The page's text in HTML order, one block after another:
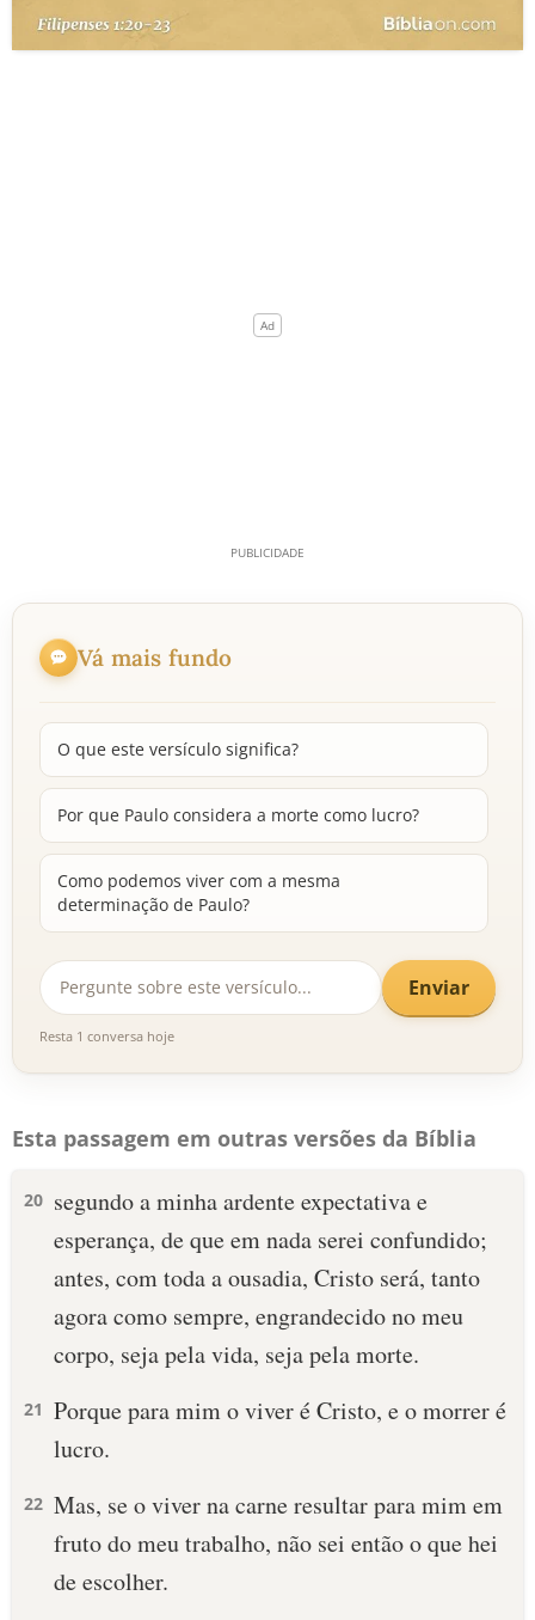
Vá mais fundo
O que este versículo significa?
Por que Paulo considera a morte como lucro?
Como podemos viver com a mesma
determinação de Paulo?
Enviar
Resta 1 conversa hoje
Esta passagem em outras versões da Bíblia
20 segundo a minha ardente expectativa e
esperança, de que em nada serei confundido;
antes, com toda a ousadia, Cristo será, tanto
agora como sempre, engrandecido no meu
corpo, seja pela vida, seja pela morte.
21 Porque para mim o viver é Cristo, e o morrer é
lucro.
22 Mas, se o viver na carne resultar para mim em
fruto do meu trabalho, não sei então o que hei
de escolher.